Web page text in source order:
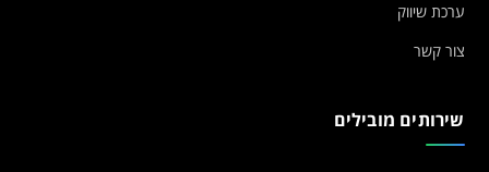
ערכת שיווק
צור קשר
שירותים מובילים